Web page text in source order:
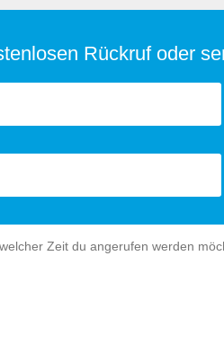
Rückruf oder